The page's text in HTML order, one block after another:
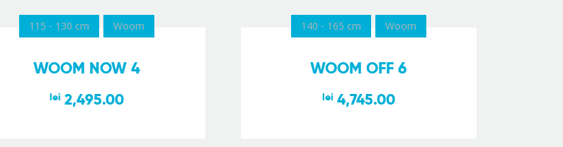
115 - 130 cm Woom
WOOM NOW 4
lei 2,495.00
140 - 165 cm Woom
WOOM OFF 6
lei 4,745.00